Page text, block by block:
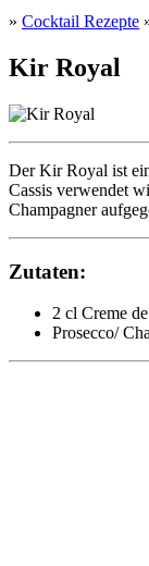
» Cocktail Rezepte
Kir Royal
Der Kir Royal ist
Cassis verwendet
Champagner
Zutaten:
2 cl Creme
Prosecco/